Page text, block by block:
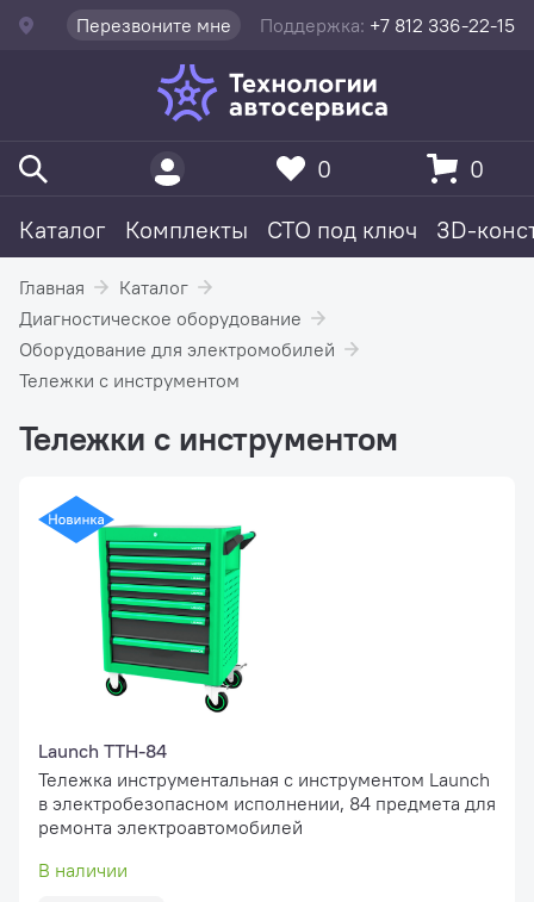
Перезвоните мне Поддержка: +7 812 336-22-15
Каталог Комплекты СТО под ключ 3D-
0 0
Главная
Каталог
Диагностическое оборудование
Оборудование для электромобилей
Тележки с инструментом
Тележки с инструментом
Launch TTH-84
Тележка инструментальная с инструментом Launch
в электробезопасном исполнении, 84 предмета для
ремонта электроавтомобилей
В наличии